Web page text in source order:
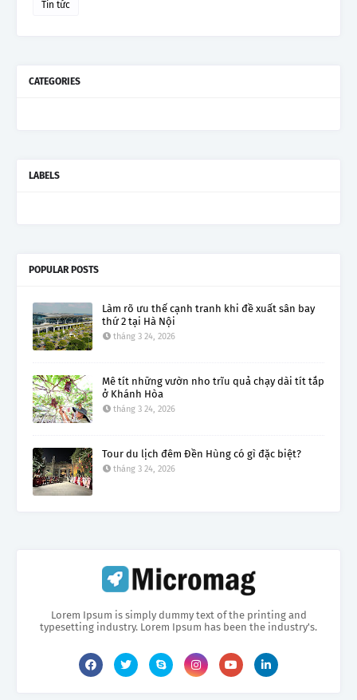
Tin tức
CATEGORIES
LABELS
POPULAR POSTS
Làm rõ ưu thế cạnh tranh khi đề xuất sân bay
thứ 2 tại Hà Nội
tháng 3 24, 2026
Mê tít những vườn nho trĩu quả chạy dài tít tắp
ở Khánh Hòa
tháng 3 24, 2026
Tour du lịch đêm Đền Hùng có gì đặc biệt?
tháng 3 24, 2026
Lorem Ipsum is simply dummy text of the printing and
typesetting industry. Lorem Ipsum has been the industry's.